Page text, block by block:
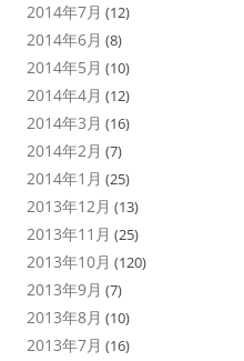
2014年7月 (12)
2014年6月 (8)
2014年5月 (10)
2014年4月 (12)
2014年3月 (16)
2014年2月 (7)
2014年1月 (25)
2013年12月 (13)
2013年11月 (25)
2013年10月 (120)
2013年9月 (7)
2013年8月 (10)
2013年7月 (16)